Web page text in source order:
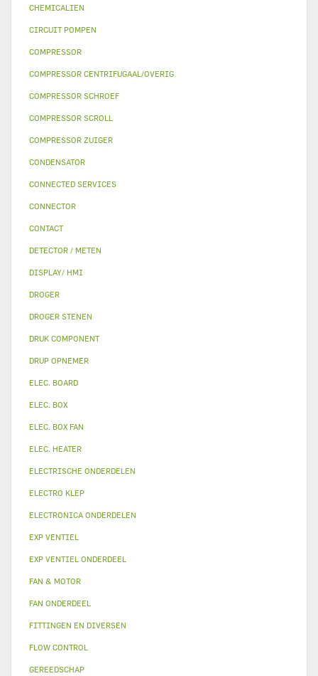
CHEMICALIEN
CIRCUIT POMPEN
COMPRESSOR
COMPRESSOR CENTRIFUGAAL/OVERIG
COMPRESSOR SCHROEF
COMPRESSOR SCROLL
COMPRESSOR ZUIGER
CONDENSATOR
CONNECTED SERVICES
CONNECTOR
CONTACT
DETECTOR / METEN
DISPLAY/ HMI
DROGER
DROGER STENEN
DRUK COMPONENT
DRUP OPNEMER
ELEC. BOARD
ELEC. BOX
ELEC. BOX FAN
ELEC. HEATER
ELECTRISCHE ONDERDELEN
ELECTRO KLEP
ELECTRONICA ONDERDELEN
EXP VENTIEL
EXP VENTIEL ONDERDEEL
FAN & MOTOR
FAN ONDERDEEL
FITTINGEN EN DIVERSEN
FLOW CONTROL
GEREEDSCHAP